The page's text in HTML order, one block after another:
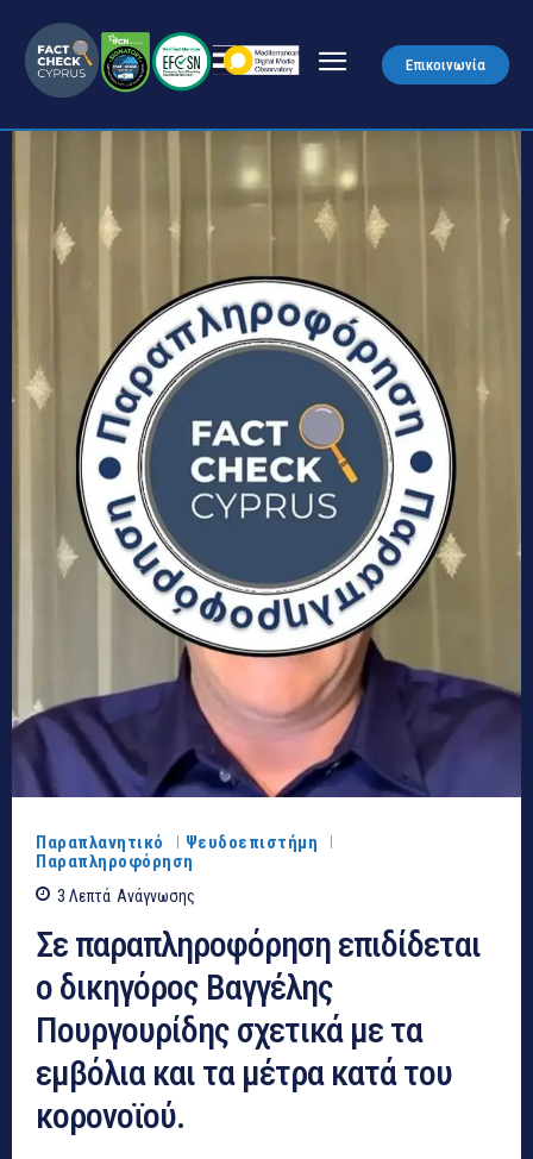
Επικοινωνία
Παραπλανητικό
Ψευδοεπιστήμη
Παραπληροφόρηση
3 Λεπτά Ανάγνωσης
Σε παραπληροφόρηση επιδίδεται
ο δικηγόρος Βαγγέλης
Πουργουρίδης σχετικά με τα
εμβόλια και τα μέτρα κατά του
κορονοϊού.